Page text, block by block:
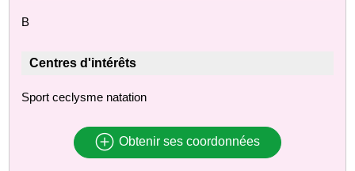
B
Centres d'intérêts
Sport ceclysme natation
Obtenir ses coordonnées